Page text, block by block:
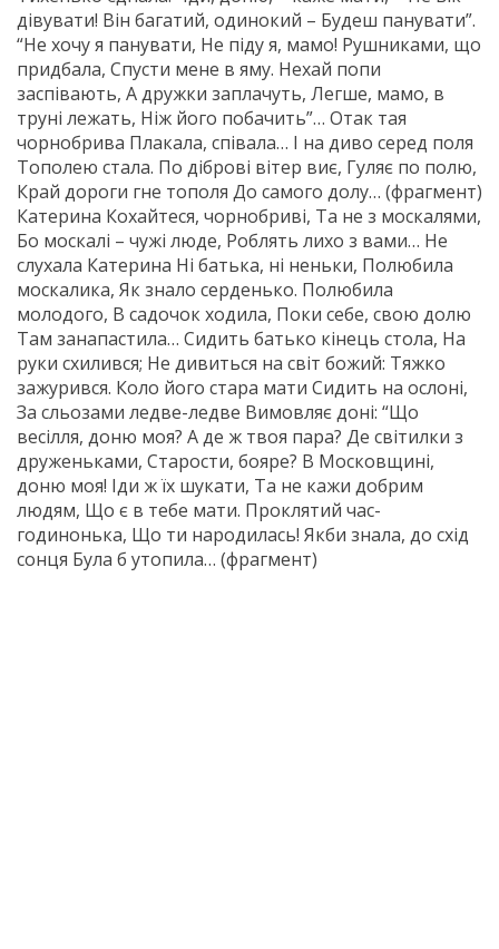
дівувати! Він багатий, одинокий – Будеш панувати”.
“Не хочу я панувати, Не піду я, мамо! Рушниками, що
придбала, Спусти мене в яму. Нехай попи
заспівають, А дружки заплачуть, Легше, мамо, в
труні лежать, Ніж його побачить”… Отак тая
чорнобрива Плакала, співала… І на диво серед поля
Тополею стала. По діброві вітер виє, Гуляє по полю,
Край дороги гне тополя До самого долу… (фрагмент)
Катерина Кохайтеся, чорнобриві, Та не з москалями,
Бо москалі – чужі люде, Роблять лихо з вами… Не
слухала Катерина Ні батька, ні неньки, Полюбила
москалика, Як знало серденько. Полюбила
молодого, В садочок ходила, Поки себе, свою долю
Там занапастила… Сидить батько кінець стола, На
руки схилився; Не дивиться на світ божий: Тяжко
зажурився. Коло його стара мати Сидить на ослоні,
За сльозами ледве-ледве Вимовляє доні: “Що
весілля, доню моя? А де ж твоя пара? Де світилки з
друженьками, Старости, бояре? В Московщині,
доню моя! Іди ж їх шукати, Та не кажи добрим
людям, Що є в тебе мати. Проклятий час-
годинонька, Що ти народилась! Якби знала, до схід
сонця Була б утопила… (фрагмент)